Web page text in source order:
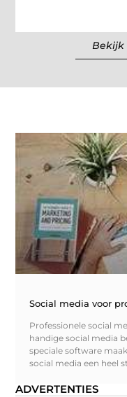
Bekijk
Social media voor
Professionele social
handige social media
speciale software
social media een heel
ADVERTENTIES